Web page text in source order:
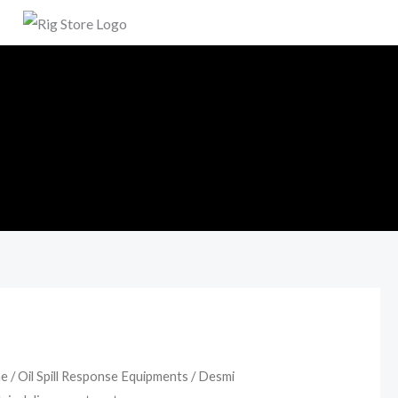
/Oil Spill Response Equipments / Desmi